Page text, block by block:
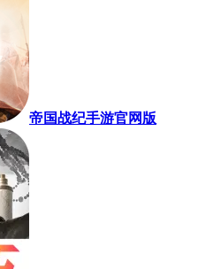
帝国战纪手游官网版